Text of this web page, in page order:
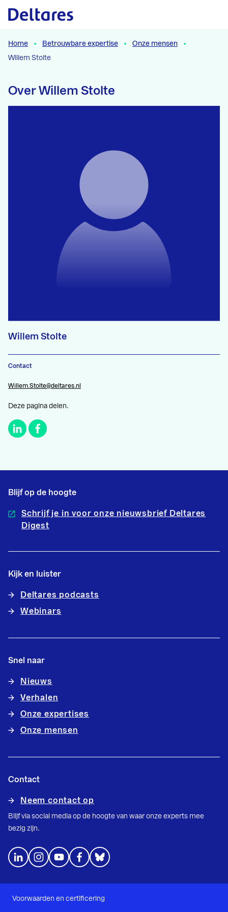
Naar hoofdcontent
Home Betrouwbare expertise
Onze mensen
Willem Stolte
Over Willem Stolte
Willem Stolte
Contact
Willem.Stolte@deltares.nl
Deze pagina delen.
Blijf op de hoogte
Schrijf je in voor onze nieuwsbrief Deltares
Digest
Kijk en luister
Deltares podcasts
Webinars
Snel naar
Nieuws
Verhalen
Onze expertises
Onze mensen
Contact
Neem contact op
Blijf via social media op de hoogte van waar onze experts mee
bezig zijn.
Voorwaarden en certificering